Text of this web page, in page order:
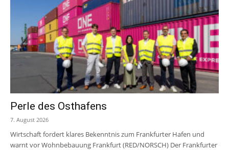
Perle des Osthafens
7. August 2026
Wirtschaft fordert klares Bekenntnis zum Frankfurter Hafen und
warnt vor Wohnbebauung Frankfurt (RED/NORSCH) Der Frankfurter